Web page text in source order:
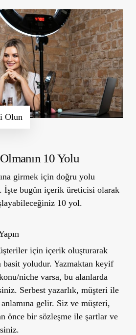
Olun
10 Yolu
girmek için doğru yolu
İşte bugün içerik üreticisi olarak
10 yol.
için içerik oluşturarak
basit yoludur. Yazmaktan keyif
niche varsa, bu alanlarda
Serbest yazarlık, müşteri ile
gelir. Siz ve müşteri,
önce bir sözleşme ile şartlar ve